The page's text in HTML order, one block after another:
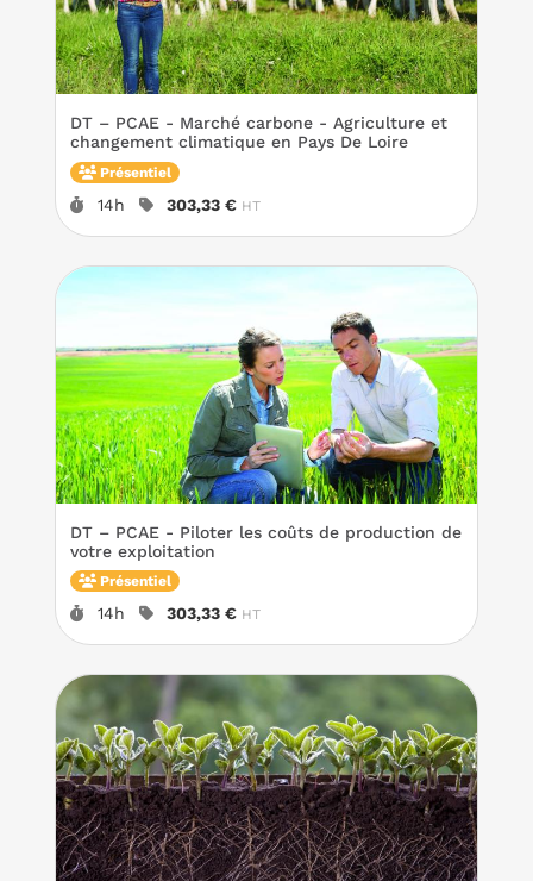
DT – PCAE - Marché carbone - Agriculture et
changement climatique en Pays De Loire
Présentiel
Durée :
14h Prix :
303,33 € HT
DT – PCAE - Piloter les coûts de production de
votre exploitation
Présentiel
Durée :
14h Prix :
303,33 € HT